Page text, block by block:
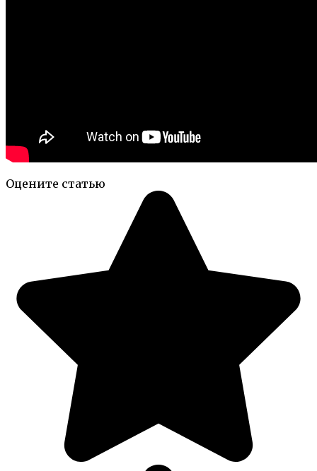
Оцените статью